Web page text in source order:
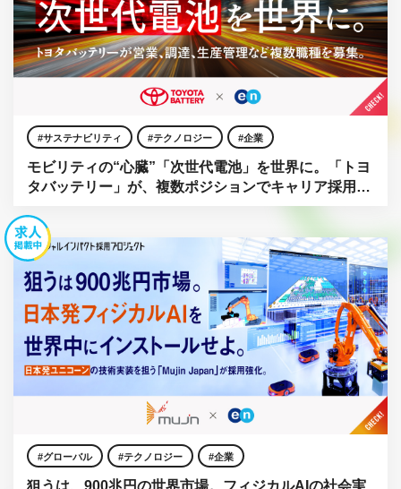
サステナビリティ テクノロジー 企業
モビリティの“心臓”「次世代電池」を世界に。「トヨ
タバッテリー」が、複数ポジションでキャリア採用を
グローバル テクノロジー 企業
狙うは、900兆円の世界市場。フィジカルAIの社会実